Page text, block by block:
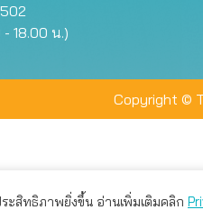
- 18.00 น.)
Copyright ©
ะสิทธิภาพยิ่งขึ้น อ่านเพิ่มเติมคลิก
การใช้งานที่ดีให้แก่ท่าน คุณสาม